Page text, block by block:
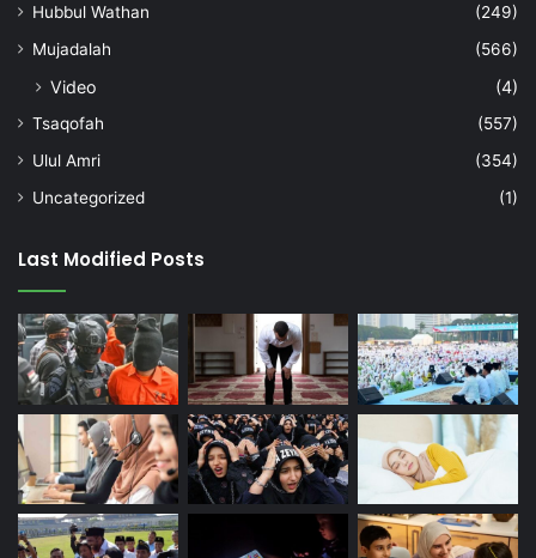
Hubbul Wathan
(249)
Mujadalah
(566)
Video (4)
Tsaqofah
(557)
Ulul Amri
(354)
Uncategorized
(1)
Last Modified Posts